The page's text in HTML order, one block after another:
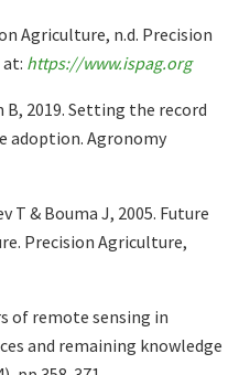
Agriculture, n.d. Precision
https://www.ispag.org
B, 2019. Setting the record
adoption. Agronomy
T & Bouma J, 2005. Future
Precision Agriculture,
of remote sensing in
and remaining knowledge